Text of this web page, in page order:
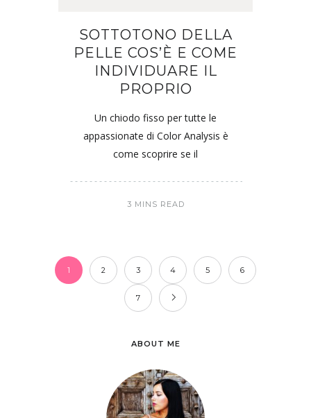
SOTTOTONO DELLA
PELLE COS’È E COME
INDIVIDUARE IL
PROPRIO
Un chiodo fisso per tutte le
appassionate di Color Analysis è
come scoprire se il
3 MINS READ
1 2 3 4 5 6
7
ABOUT ME